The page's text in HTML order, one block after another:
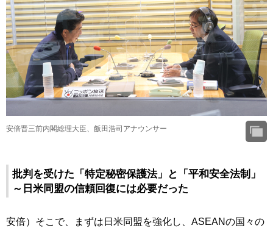
安倍晋三前内閣総理大臣、飯田浩司アナウンサー
批判を受けた「特定秘密保護法」と「平和安全法制」
～日米同盟の信頼回復には必要だった
安倍）そこで、まずは日米同盟を強化し、ASEANの国々の